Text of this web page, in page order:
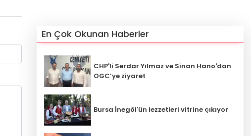
En Çok Okunan Haberler
CHP'li Serdar Yılmaz ve Sinan Hano'dan
OGC’ye ziyaret
Bursa İnegöl'ün lezzetleri vitrine çıkıyor